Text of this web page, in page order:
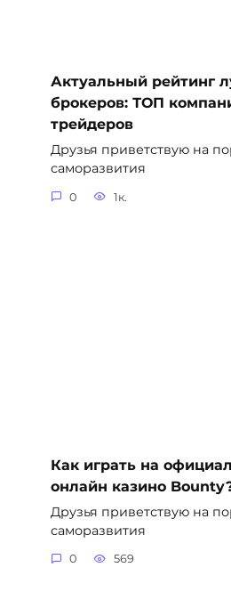
Актуальный рейтинг
брокеров: ТОП
трейдеров
Друзья приветствую на
саморазвития
0 1к.
Как играть на
онлайн казино
Друзья приветствую на
саморазвития
0 569